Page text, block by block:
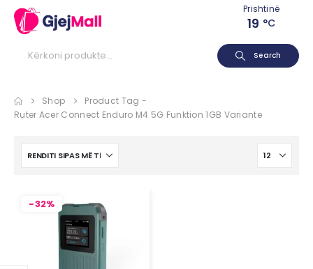
Prishtinë
19 °C
Search
Shop
Product Tag -
Ruter Acer Connect Enduro M4 5G Funktion 1GB Variante
-32%